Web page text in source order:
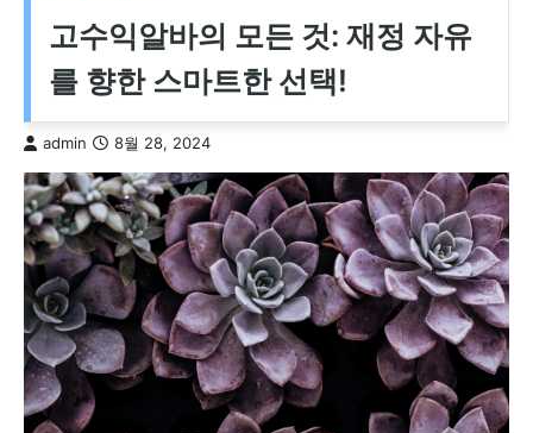
고수익알바의 모든 것: 재정 자유
를 향한 스마트한 선택!
admin 8월 28, 2024